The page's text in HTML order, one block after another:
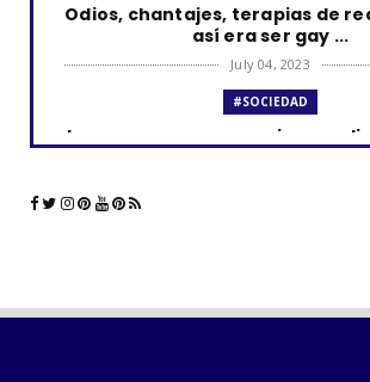
Odios, chantajes, terapias de
así era ser gay ...
July 04, 2023
#SOCIEDAD
Los curas y su presencia en
June 21, 2023